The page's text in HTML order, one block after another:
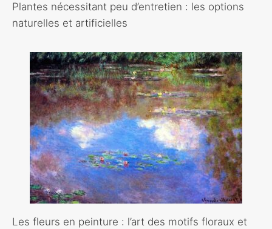
Plantes nécessitant peu d’entretien : les options
naturelles et artificielles
Les fleurs en peinture : l’art des motifs floraux et